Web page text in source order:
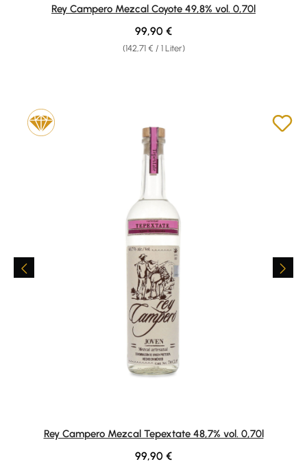
Rey Campero Mezcal Coyote 49,8% vol. 0,70l
(142,71 € / 1 Liter)
Regulärer Preis:
99,90 €
Rey Campero Mezcal Tepextate 48,7% vol. 0,70l
Regulärer Preis:
99,90 €